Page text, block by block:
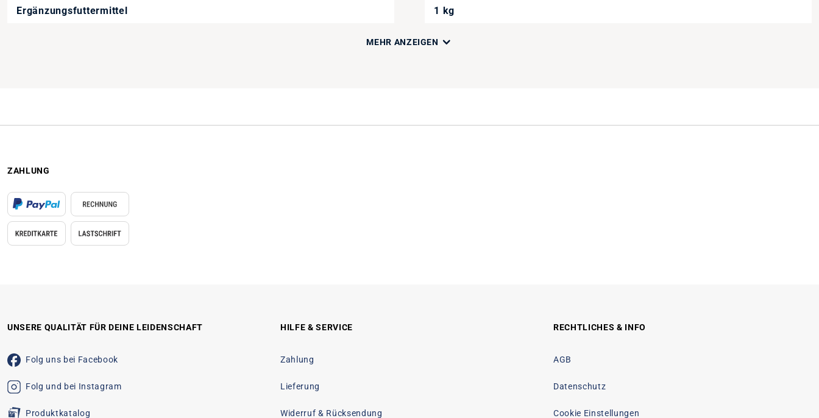
Ergänzungsfuttermittel
1 kg
MEHR ANZEIGEN
ZAHLUNG
UNSERE QUALITÄT FÜR DEINE LEIDENSCHAFT
Folg uns bei Facebook
Folg und bei Instagram
Produktkatalog
HILFE & SERVICE
Zahlung
Lieferung
Widerruf & Rücksendung
RECHTLICHES & INFO
AGB
Datenschutz
Cookie Einstellungen